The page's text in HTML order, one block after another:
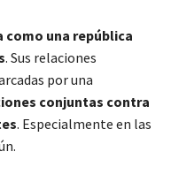
como una república
. Sus relaciones
por una
conjuntas contra
. Especialmente en las